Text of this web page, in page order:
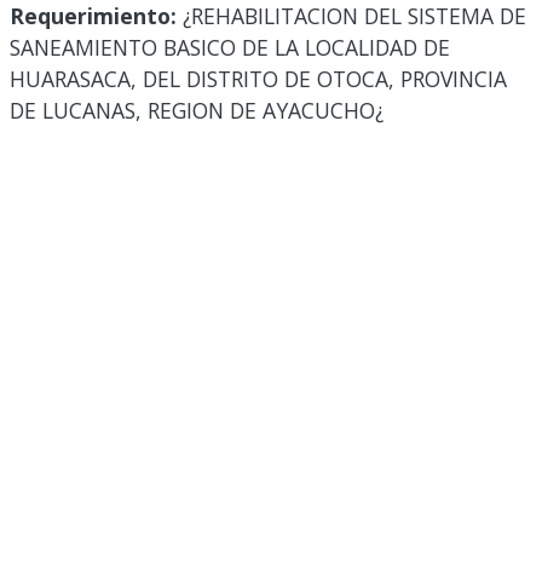
Requerimiento: ¿REHABILITACION DEL SISTEMA DE
SANEAMIENTO BASICO DE LA LOCALIDAD DE
HUARASACA, DEL DISTRITO DE OTOCA, PROVINCIA
DE LUCANAS, REGION DE AYACUCHO¿